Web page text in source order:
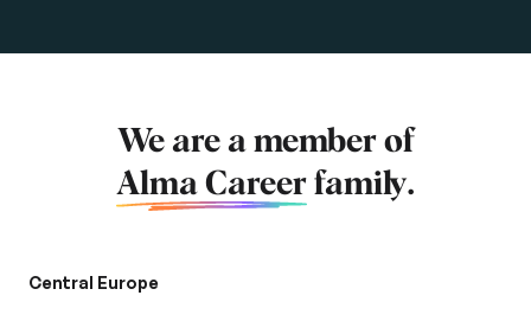
We are a member of
Alma Career family.
Central Europe